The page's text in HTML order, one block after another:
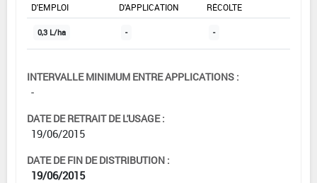
D'EMPLOI
D'APPLICATION
RÉCOLTE
0,3 L/ha - -
INTERVALLE MINIMUM ENTRE APPLICATIONS :
-
DATE DE RETRAIT DE L'USAGE :
19/06/2015
DATE DE FIN DE DISTRIBUTION :
19/06/2015